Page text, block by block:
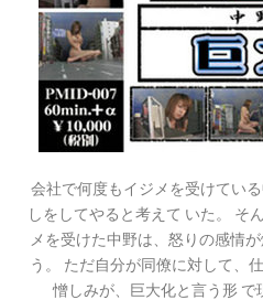
会社で何度もイジメを受けてい
しをしてやると考えて いた。 そ
メを受けた中野は、怒りの感情
う。 ただ自分が同僚に対して、
憎しみが、巨大化と言う形 で